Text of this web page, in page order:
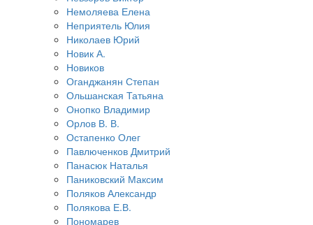
Немоляева Елена
Неприятель Юлия
Николаев Юрий
Новик А.
Новиков
Оганджанян Степан
Ольшанская Татьяна
Онопко Владимир
Орлов В. В.
Остапенко Олег
Павлюченков Дмитрий
Панасюк Наталья
Паниковский Максим
Поляков Александр
Полякова Е.В.
Пономарев